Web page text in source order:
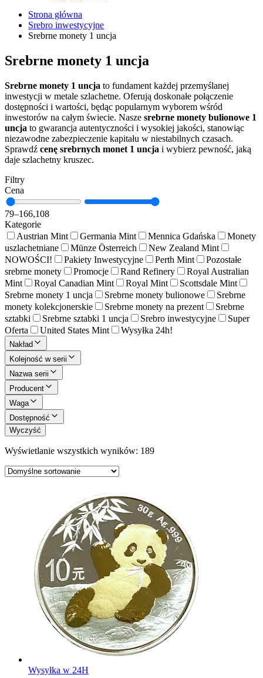
Strona główna
Srebro inwestycyjne
Srebrne monety 1 uncja
Srebrne monety 1 uncja
Srebrne monety 1 uncja to fundament każdej przemyślanej
inwestycji w metale szlachetne. Oferują doskonałe połączenie
dostępności i wartości, będąc popularnym wyborem wśród
inwestorów na całym świecie. Nasze srebrne monety bulionowe 1
uncja to gwarancja autentyczności i wysokiej jakości, stanowiąc
niezawodne zabezpieczenie kapitału w niestabilnych czasach.
Sprawdź cenę srebrnych monet 1 uncja i wybierz pewność, jaką
daje szlachetny kruszec.
Filtry
Cena
79–166,108
Kategorie
Austrian Mint
Germania Mint Mennica Gdańska
Monety
uszlachetniane
Münze Österreich
New Zealand Mint
NOWOŚCI!
Pakiety Inwestycyjne Perth Mint
Pozostałe
srebrne monety
Promocje Rand Refinery
Royal Australian
Mint
Royal Canadian Mint Royal Mint
Scottsdale Mint
Srebrne monety 1 uncja
Srebrne monety bulionowe
Srebrne
monety kolekcjonerskie
Srebrne monety na prezent
Srebrne
sztabki
Srebrne sztabki 1 uncja Srebro inwestycyjne
Super
Oferta
United States Mint Wysyłka 24h!
Nakład
Kolejność w serii
Nazwa serii
Producent
Waga
Dostępność
Wyczyść
Wyświetlanie wszystkich wyników: 189
Wysyłka w 24H